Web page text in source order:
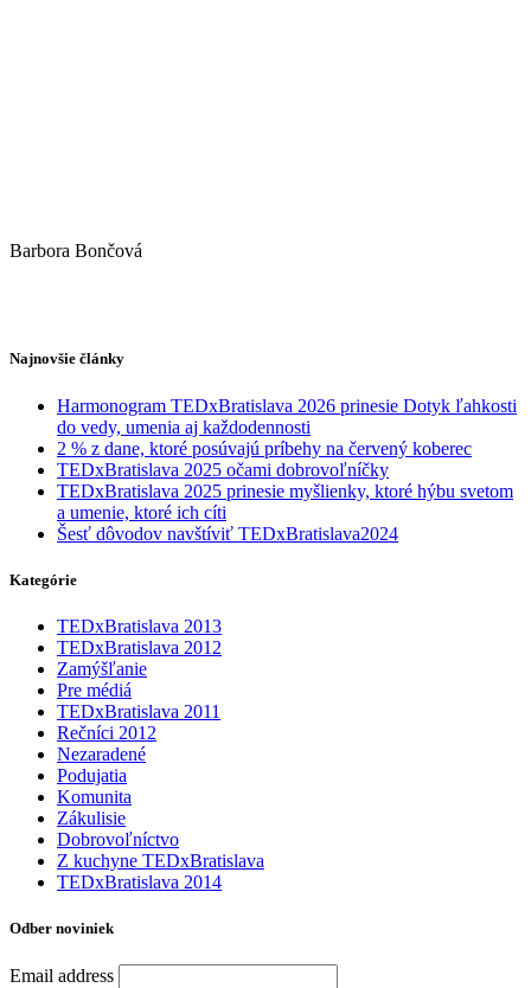
Barbora Bončová
Najnovšie články
Harmonogram TEDxBratislava 2026 prinesie Dotyk ľahkosti
do vedy, umenia aj každodennosti
2 % z dane, ktoré posúvajú príbehy na červený koberec
TEDxBratislava 2025 očami dobrovoľníčky
TEDxBratislava 2025 prinesie myšlienky, ktoré hýbu svetom
a umenie, ktoré ich cíti
Šesť dôvodov navštíviť TEDxBratislava2024
Kategórie
TEDxBratislava 2013
TEDxBratislava 2012
Zamýšľanie
Pre médiá
TEDxBratislava 2011
Rečníci 2012
Nezaradené
Podujatia
Komunita
Zákulisie
Dobrovoľníctvo
Z kuchyne TEDxBratislava
TEDxBratislava 2014
Odber noviniek
Email address